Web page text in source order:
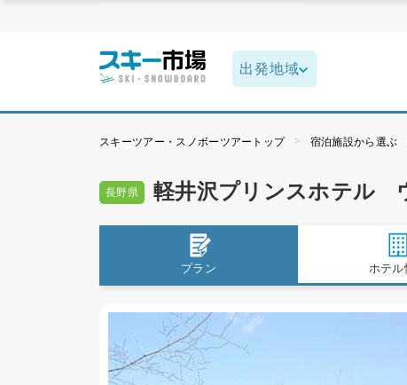
スキーツアー・スノボーツアートップ 宿泊施設から選ぶ
長野県 軽井沢プリンスホテル
プラン ホテル